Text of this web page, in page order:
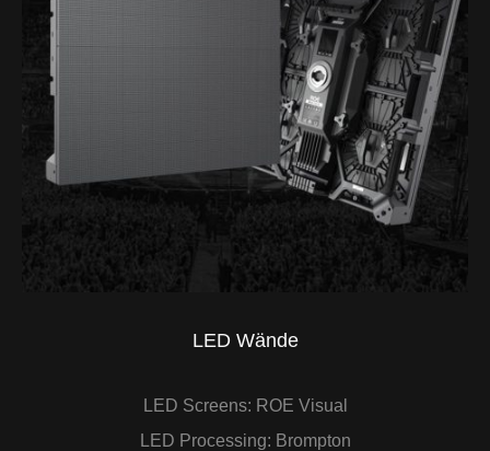
LED Wände
LED Screens: ROE Visual
LED Processing: Brompton